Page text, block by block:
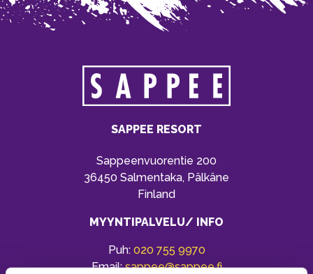
SAPPEE RESORT
Sappeenvuorentie 200
36450 Salmentaka, Pälkäne
Finland
MYYNTIPALVELU/ INFO
Puh: 020 755 9970
Email:sappee@sappee.fi